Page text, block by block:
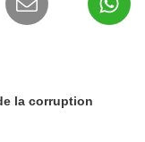
la corruption